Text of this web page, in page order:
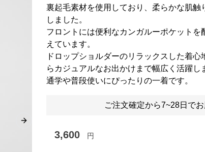
Next slide
裏起毛素材を使用しており、柔らかな肌触
しました。
フロントには便利なカンガルーポケットを
えています。
ドロップショルダーのリラックスした着
らカジュアルなお出かけまで幅広く活躍し
通学や普段使いにぴったりの一着です。
ご注文確定から7~28日で
3,600 円